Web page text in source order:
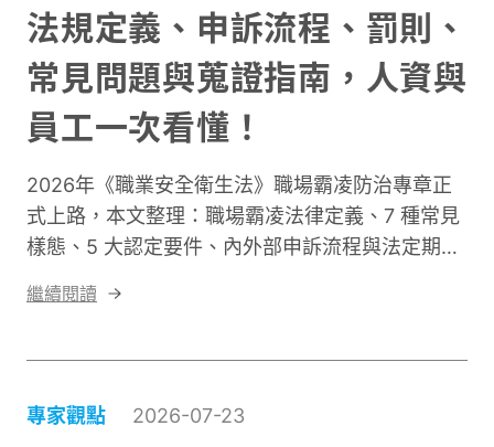
法規定義、申訴流程、罰則、
常見問題與蒐證指南，人資與
員工一次看懂！
2026年《職業安全衛生法》職場霸凌防治專章正
式上路，本文整理：職場霸凌法律定義、7 種常見
樣態、5 大認定要件、內外部申訴流程與法定期
與職場霸凌自我檢測，讓人資與員工快速因應新法
繼續閱讀
專家觀點 2026-07-23